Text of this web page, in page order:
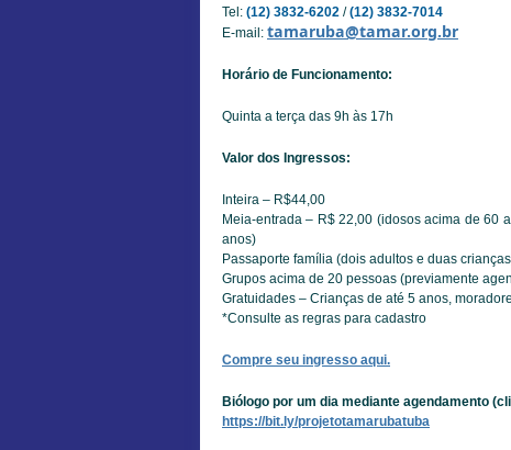
Tel: (12) 3832-6202 /(12) 3832-7014
E-mail: tamaruba@tamar.org.br
Horário de Funcionamento:
Quinta a terça das 9h às 17h
Valor dos Ingressos:
Inteira – R$44,00
Meia-entrada – R$ 22,00 (idosos acima de 60
anos)
Passaporte família (dois adultos e duas
Grupos acima de 20 pessoas (previamente
Gratuidades – Crianças de até 5 anos,
*Consulte as regras para cadastro
Compre seu ingresso aqui.
Biólogo por um dia mediante agendamento
https://bit.ly/projetotamarubatuba